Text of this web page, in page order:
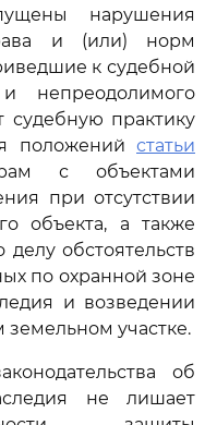
нарушения
и (или) норм
к судебной
непреодолимого
судебную практику
положений статьи
с объектами
при отсутствии
объекта, а также
обстоятельств
по охранной зоне
и возведении
земельном участке.
об
не лишает